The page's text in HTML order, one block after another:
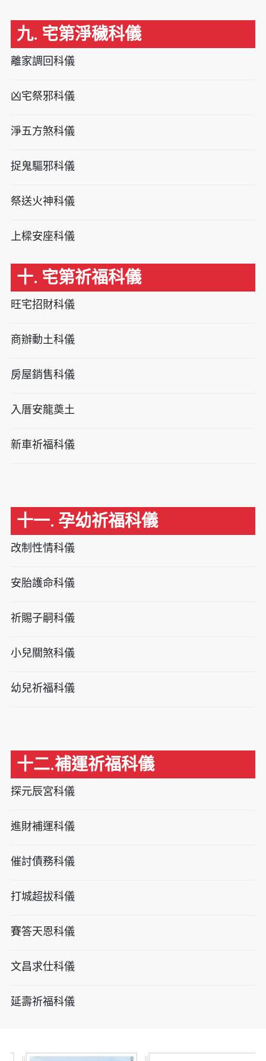
九. 宅第淨穢科儀
離家調回科儀
凶宅祭邪科儀
淨五方煞科儀
捉鬼驅邪科儀
祭送火神科儀
上樑安座科儀
十. 宅第祈福科儀
旺宅招財科儀
商辦動土科儀
房屋銷售科儀
入厝安龍奠土
新車祈福科儀
十一. 孕幼祈福科儀
改制性情科儀
安胎護命科儀
祈賜子嗣科儀
小兒關煞科儀
幼兒祈福科儀
十二.補運祈福科儀
探元辰宮科儀
進財補運科儀
催討債務科儀
打城超拔科儀
賽答天恩科儀
文昌求仕科儀
延壽祈福科儀